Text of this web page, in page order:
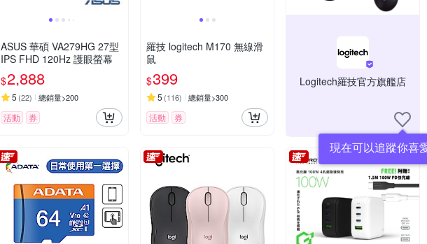
ASUS 華碩 VA279HG 27型
IPS FHD 120Hz 護眼螢幕
$2,888
5 (22) 總銷量>200
活動 券
羅技 logitech M170 無線滑
鼠
$399
5 (116) 總銷量>300
活動 券
Logitech羅技官方旗艦店
現在可以追蹤你喜